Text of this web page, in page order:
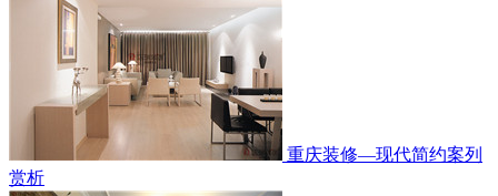
重庆装修—现代简约案列
赏析